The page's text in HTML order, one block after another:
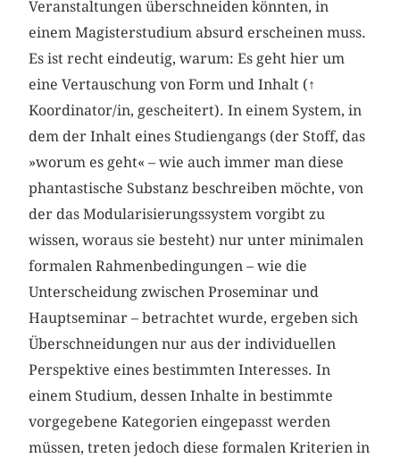
Veranstaltungen überschneiden könnten, in
einem Magisterstudium absurd erscheinen muss.
Es ist recht eindeutig, warum: Es geht hier um
eine Vertauschung von Form und Inhalt (↑
Koordinator/in, gescheitert). In einem System, in
dem der Inhalt eines Studiengangs (der Stoff, das
»worum es geht« – wie auch immer man diese
phantastische Substanz beschreiben möchte, von
der das Modularisierungssystem vorgibt zu
wissen, woraus sie besteht) nur unter minimalen
formalen Rahmenbedingungen – wie die
Unterscheidung zwischen Proseminar und
Hauptseminar – betrachtet wurde, ergeben sich
Überschneidungen nur aus der individuellen
Perspektive eines bestimmten Interesses. In
einem Studium, dessen Inhalte in bestimmte
vorgegebene Kategorien eingepasst werden
müssen, treten jedoch diese formalen Kriterien in